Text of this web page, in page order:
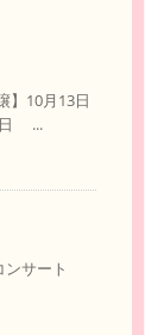
】10月13日
日 ...
サート